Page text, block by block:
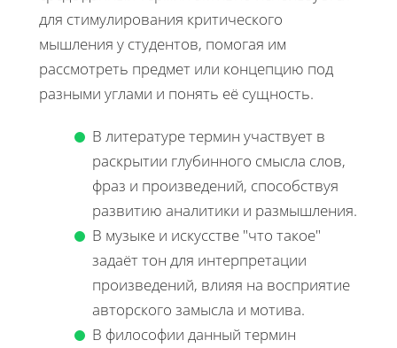
для стимулирования критического
мышления у студентов, помогая им
рассмотреть предмет или концепцию под
разными углами и понять её сущность.
В литературе термин участвует в
раскрытии глубинного смысла слов,
фраз и произведений, способствуя
развитию аналитики и размышления.
В музыке и искусстве "что такое"
задаёт тон для интерпретации
произведений, влияя на восприятие
авторского замысла и мотива.
В философии данный термин